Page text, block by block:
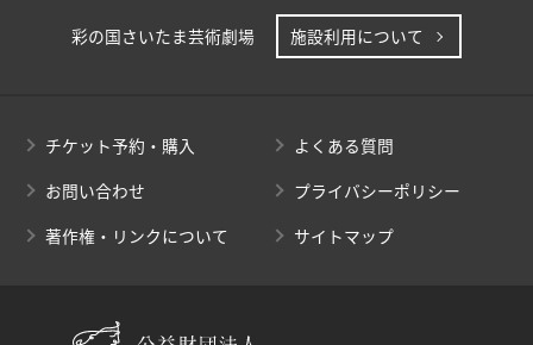
彩の国さいたま芸術劇場 施設利用について
チケット予約・購入
よくある質問
お問い合わせ
プライバシーポリシー
著作権・リンクについて
サイトマップ